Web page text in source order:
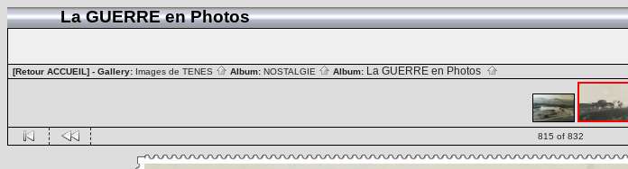
La GUERRE en Photos
[Retour ACCUEIL] - Gallery: Images de TENES Album: NOSTALGIE Album: La GUERRE en Photos
815 of 832